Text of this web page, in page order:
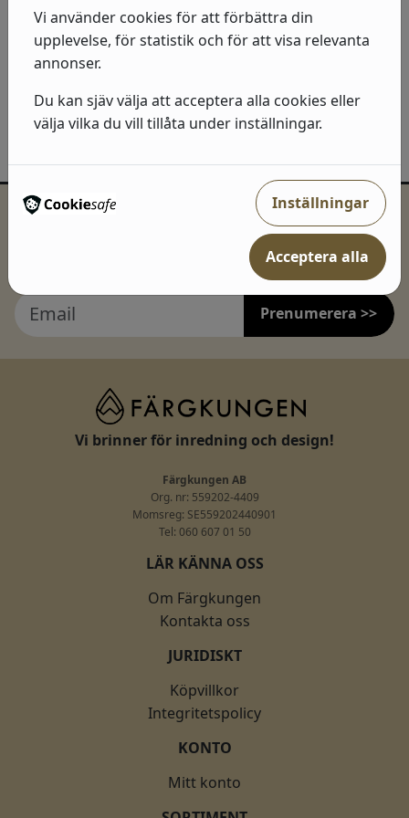
Visa produkter
5 storlekar
Visa produkter
Inspiration och erbjudanden direkt i
Prenumerera >>
Vi brinner för inredning och design!
Färgkungen AB
Org. nr: 559202-4409
Momsreg: SE559202440901
Tel: 060 607 01 50
LÄR KÄNNA OSS
Om Färgkungen
Kontakta oss
JURIDISKT
Köpvillkor
Integritetspolicy
KONTO
Mitt konto
Vi använder cookies för att förbättra din
upplevelse, för statistik och för att visa relevanta
annonser.
Du kan sjäv välja att acceptera alla cookies eller
välja vilka du vill tillåta under inställningar.
Inställningar
Acceptera alla